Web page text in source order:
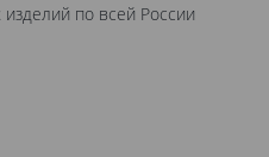
по всей России